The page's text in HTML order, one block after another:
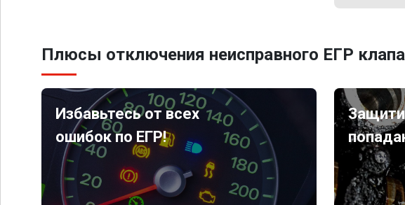
Плюсы отключения неисправного ЕГР
Избавьтесь от всех
ошибок по ЕГР!